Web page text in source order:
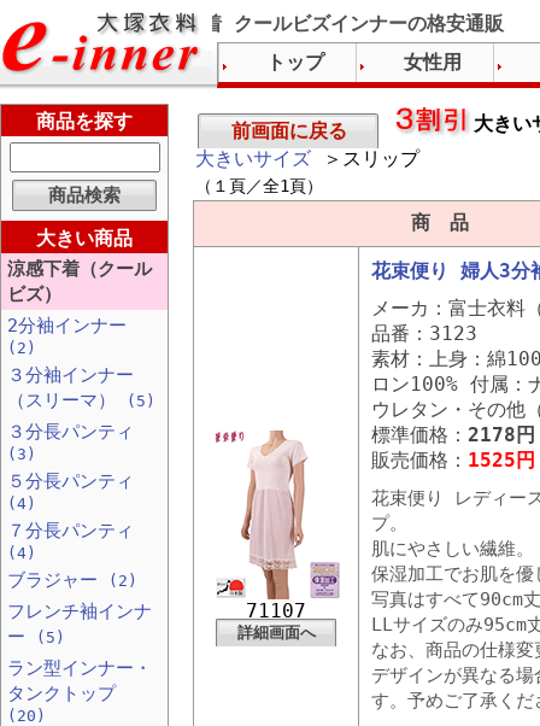
グンゼ下着 涼感下着 クールビズインナーの格安通販
前画面に戻る
大きい
大きいサイズ ＞スリップ
（１頁／全1頁）
商 品
71107
詳細画面へ
花束便り 婦人3分
メーカ：富士衣料
品番：3123
素材：上身：綿
ロン100% 付属：
ウレタン・その他
標準価格： 2178円
販売価格： 1525円
花束便り レディー
プ。
肌にやさしい繊維。
保湿加工でお肌を
写真はすべて90cm
LLサイズのみ95cm
なお、商品の仕様
デザインが異なる
す。予めご了承くだ
商品を探す
大きい商品
涼感下着（クール
ビズ）
2分袖インナー
(2)
３分袖インナー
（スリーマ）
(5)
３分長パンティ
(3)
５分長パンティ
(4)
７分長パンティ
(4)
ブラジャー (2)
フレンチ袖インナ
ー
(5)
ラン型インナー・
タンクトップ
(20)
トップ 女性用